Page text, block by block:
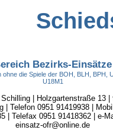
Bezirks-Einsätze
ohne die Spiele der BOH, BLH, BPH,
U18M1
| Holzgartenstraße 13 |
| Telefon 0951 91419938 |
| Telefax 0951 91418362 | e-
einsatz-ofr@online.de